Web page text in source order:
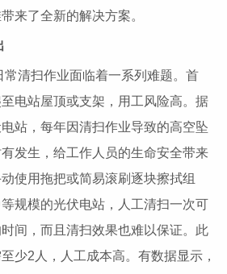
来了全新的解决方案。
清扫作业面临着一系列难题。首
电站屋顶或支架，用工风险高。据
站，每年因清扫作业导致的高空坠
发生，给工作人员的生命安全带来
使用拖把或简易滚刷逐块擦拭组
规模的光伏电站，人工清扫一次可
间，而且清扫效果也难以保证。此
少2人，人工成本高。有数据显示，